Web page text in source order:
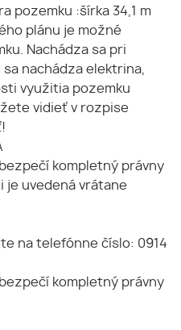
pozemku :šírka 34,1 m
plánu je možné
Nachádza sa pri
nachádza elektrina,
využitia pozemku
vidieť v rozpise
kompletný právny
je uvedená vrátane
na telefónne číslo: 0914
kompletný právny